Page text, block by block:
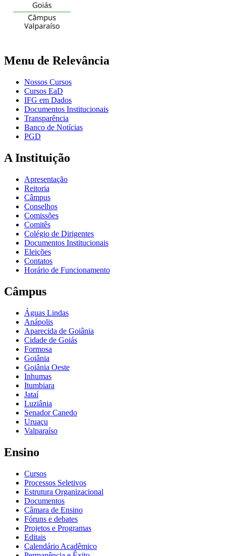
Menu de Relevância
Nossos Cursos
Cursos EaD
IFG em Dados
Documentos Institucionais
Transparência
Banco de Notícias
PGD
A Instituição
Apresentação
Reitoria
Câmpus
Conselhos
Comissões
Comitês
Colégio de Dirigentes
Documentos Institucionais
Eleições
Contatos
Horário de Funcionamento
Câmpus
Águas Lindas
Anápolis
Aparecida de Goiânia
Cidade de Goiás
Formosa
Goiânia
Goiânia Oeste
Inhumas
Itumbiara
Jataí
Luziânia
Senador Canedo
Uruaçu
Valparaíso
Ensino
Cursos
Processos Seletivos
Estrutura Organizacional
Documentos
Câmara de Ensino
Fóruns e debates
Projetos e Programas
Editais
Calendário Acadêmico